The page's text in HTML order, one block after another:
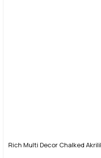
Rich Multi Decor Chalked